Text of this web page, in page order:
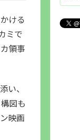
ける
ミで
領事
い、
図も
映画